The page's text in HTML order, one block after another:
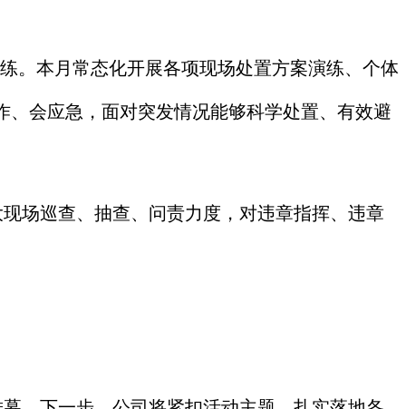
。本月常态化开展各项现场处置方案演练、个体
会应急，面对突发情况能够科学处置、有效避
场巡查、抽查、问责力度，对违章指挥、违章